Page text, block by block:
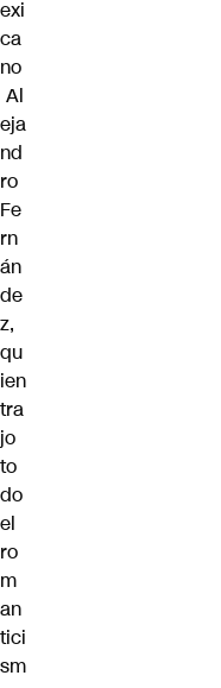
exi
ca
no
Al
eja
nd
ro
Fe
rn
án
de
z,
qu
ien
tra
jo
to
do
el
ro
m
an
tici
sm